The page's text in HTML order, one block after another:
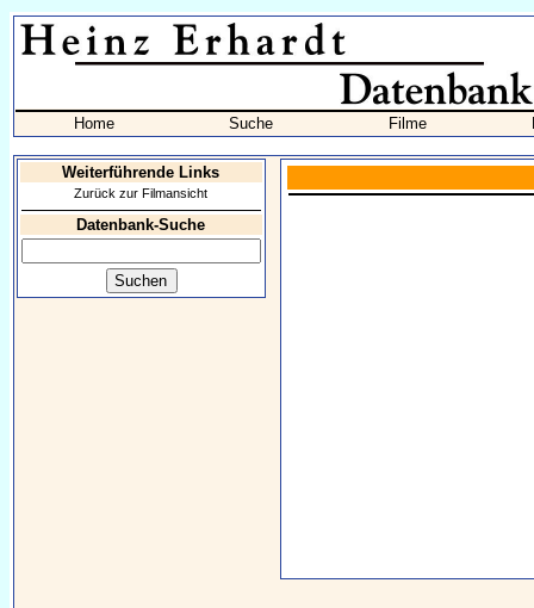
Home Suche Filme
Weiterführende Links
Zurück zur Filmansicht
Datenbank-Suche